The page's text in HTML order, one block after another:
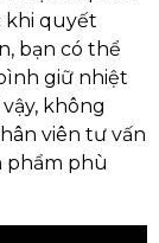
khi quyết
bạn có thể
giữ nhiệt
không
viên tư vấn
phẩm phù